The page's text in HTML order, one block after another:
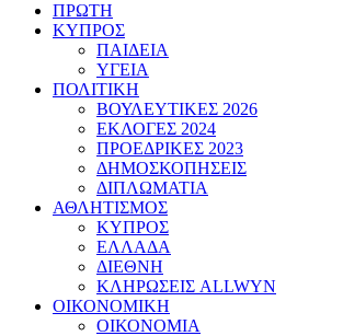
ΠΡΩΤΗ
ΚΥΠΡΟΣ
ΠΑΙΔΕΙΑ
ΥΓΕΙΑ
ΠΟΛΙΤΙΚΗ
ΒΟΥΛΕΥΤΙΚΕΣ 2026
ΕΚΛΟΓΕΣ 2024
ΠΡΟΕΔΡΙΚΕΣ 2023
ΔΗΜΟΣΚΟΠΗΣΕΙΣ
ΔΙΠΛΩΜΑΤΙΑ
ΑΘΛΗΤΙΣΜΟΣ
ΚΥΠΡΟΣ
ΕΛΛΑΔΑ
ΔΙΕΘΝΗ
ΚΛΗΡΩΣΕΙΣ ALLWYN
ΟΙΚΟΝΟΜΙΚΗ
ΟΙΚΟΝΟΜΙΑ